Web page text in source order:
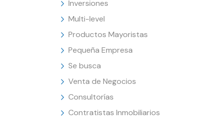
Inversiones
Multi-level
Productos Mayoristas
Pequeña Empresa
Se busca
Venta de Negocios
Consultorías
Contratistas Inmobiliarios